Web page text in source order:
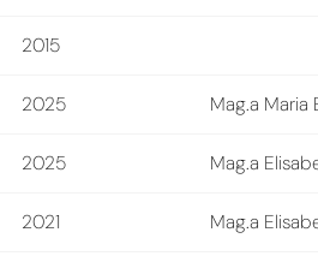
2015
2025 Mag.a
2025 Mag.a
2021 Mag.a